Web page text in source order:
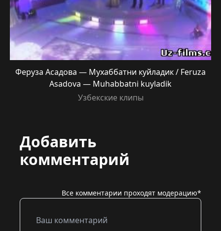
Феруза Асадова — Мухаббатни куйладик / Feruza
Asadova — Muhabbatni kuyladik
Узбекские клипы
Добавить
комментарий
Все комментарии проходят модерацию*